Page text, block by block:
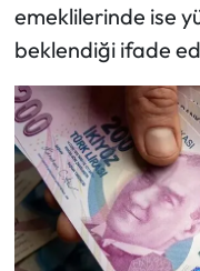
emeklilerinde ise
beklendiği ifade